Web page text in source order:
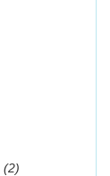
(2)